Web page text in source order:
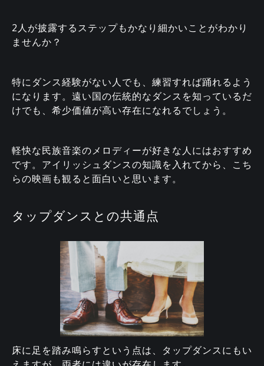
2人が披露するステップもかなり細かいことがわかり
ませんか？
特にダンス経験がない人でも、練習すれば踊れるよう
になります。遠い国の伝統的なダンスを知っているだ
けでも、希少価値が高い存在になれるでしょう。
軽快な民族音楽のメロディーが好きな人にはおすすめ
です。アイリッシュダンスの知識を入れてから、こち
らの映画も観ると面白いと思います。
タップダンスとの共通点
床に足を踏み鳴らすという点は、タップダンスにもい